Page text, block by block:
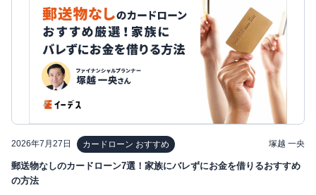
2026年7月27日 カードローン おすすめ 塚越 一央
郵送物なしのカードローン7選！家族にバレずにお金を借りるおすすめ
の方法